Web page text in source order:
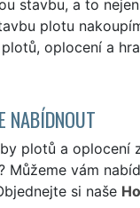
stavbu, a to
plotu
oplocení a
NABÍDNOUT
plotů a oplocení
Můžeme vám
si naše